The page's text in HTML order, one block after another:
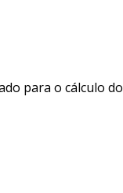
para o cálculo do